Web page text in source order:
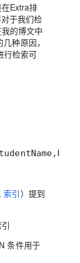
Extra排
于我们检
的博文中
种原因，
行检索可
索引 ）提到
条件用于